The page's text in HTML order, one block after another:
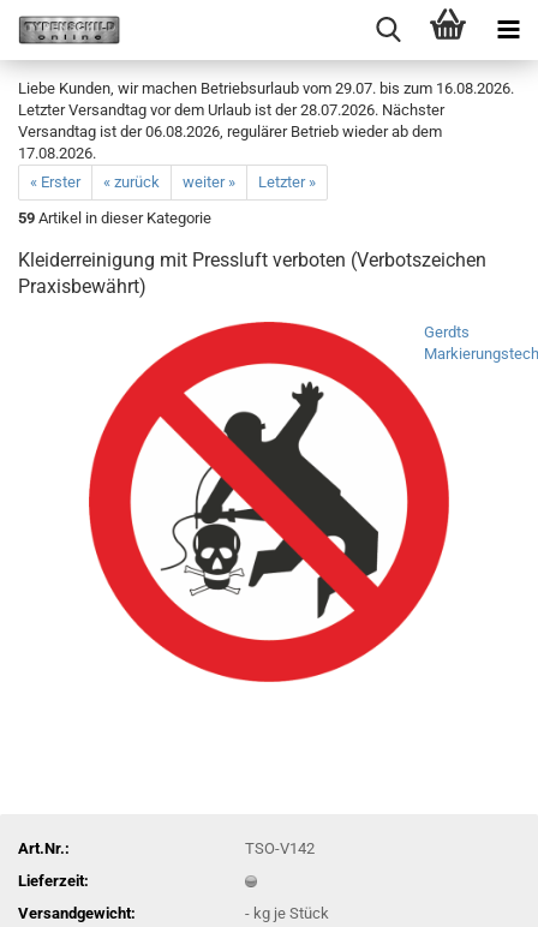
Liebe Kunden, wir machen Betriebsurlaub vom 29.07. bis zum 16.08.2026.
Letzter Versandtag vor dem Urlaub ist der 28.07.2026. Nächster
Versandtag ist der 06.08.2026, regulärer Betrieb wieder ab dem
17.08.2026.
« Erster
« zurück weiter »
Letzter »
59 Artikel in dieser Kategorie
Kleiderreinigung mit Pressluft verboten (Verbotszeichen
Praxisbewährt)
Gerdts
Art.Nr.:
TSO-V142
Lieferzeit:
Versandgewicht:
- kg je Stück